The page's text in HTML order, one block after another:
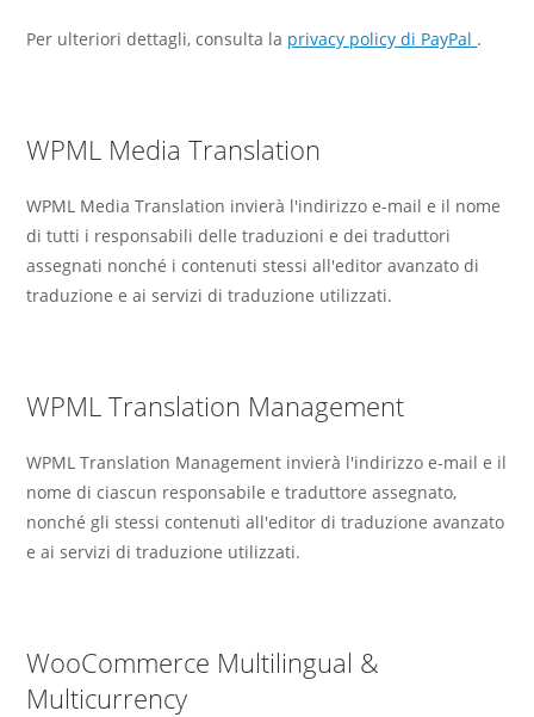
Per ulteriori dettagli, consulta la privacy policy di PayPal .
WPML Media Translation
WPML Media Translation invierà l'indirizzo e-mail e il nome
di tutti i responsabili delle traduzioni e dei traduttori
assegnati nonché i contenuti stessi all'editor avanzato di
traduzione e ai servizi di traduzione utilizzati.
WPML Translation Management
WPML Translation Management invierà l'indirizzo e-mail e il
nome di ciascun responsabile e traduttore assegnato,
nonché gli stessi contenuti all'editor di traduzione avanzato
e ai servizi di traduzione utilizzati.
WooCommerce Multilingual &
Multicurrency